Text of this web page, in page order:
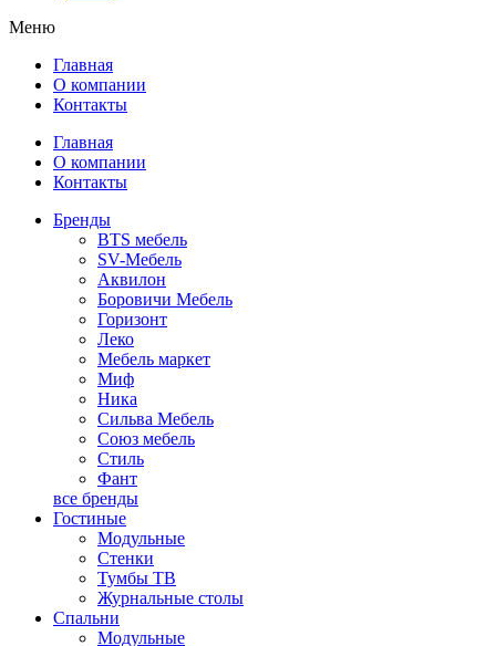
Меню
Главная
О компании
Контакты
Главная
О компании
Контакты
Бренды
BTS мебель
SV-Мебель
Аквилон
Боровичи Мебель
Горизонт
Леко
Мебель маркет
Миф
Ника
Сильва Мебель
Союз мебель
Стиль
Фант
все бренды
Гостиные
Модульные
Стенки
Тумбы ТВ
Журнальные столы
Спальни
Модульные